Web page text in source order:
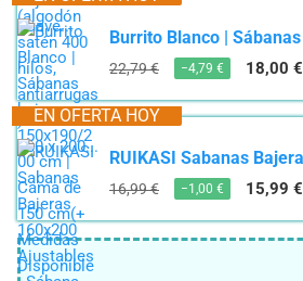
22,79 € −4,79 € 18,00 €
EN OFERTA HOY
16,99 € −1,00 € 15,99 €